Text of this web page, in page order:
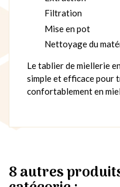
Filtration
Mise en pot
Nettoyage du
Le tablier de miellerie
simple et efficace pour
confortablement en
8 autres